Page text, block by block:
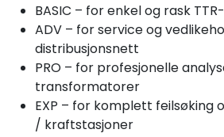
BASIC – for enkel og rask
ADV – for service og
distribusjonsnett
PRO – for profesjonelle
transformatorer
EXP – for komplett feilsøking
/ kraftstasjoner